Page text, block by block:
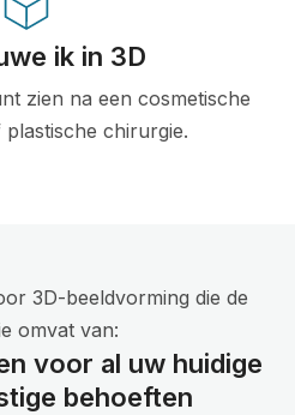
ik in 3D
zien na een cosmetische
chirurgie.
3D-beeldvorming die de
omvat van:
voor al uw huidige
behoeften